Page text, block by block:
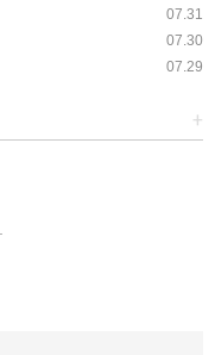
07.31
07.30
07.29
+